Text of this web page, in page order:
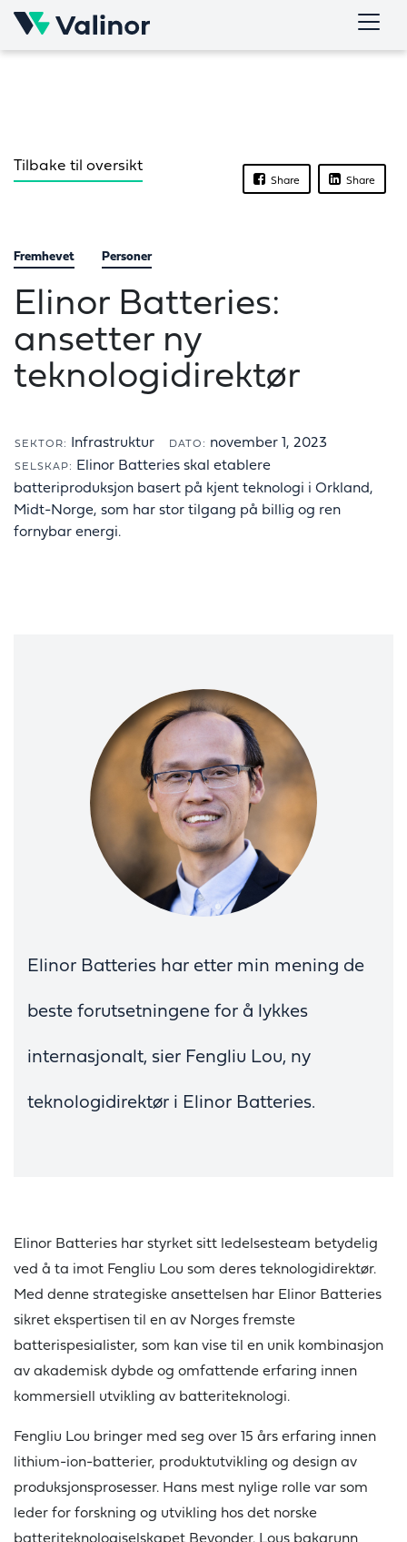
Skip
Share Share
Tilbake til oversikt
Fremhevet Personer
Elinor Batteries:
ansetter ny
teknologidirektør
SEKTOR: Infrastruktur DATO: november 1, 2023
SELSKAP:
Elinor Batteries skal etablere
batteriproduksjon basert på kjent teknologi i Orkland,
Midt-Norge, som har stor tilgang på billig og ren
fornybar energi.
Elinor Batteries har etter min mening de
beste forutsetningene for å lykkes
internasjonalt, sier Fengliu Lou, ny
teknologidirektør i Elinor Batteries.
Elinor Batteries har styrket sitt ledelsesteam betydelig
ved å ta imot Fengliu Lou som deres teknologidirektør.
Med denne strategiske ansettelsen har Elinor Batteries
sikret ekspertisen til en av Norges fremste
batterispesialister, som kan vise til en unik kombinasjon
av akademisk dybde og omfattende erfaring innen
kommersiell utvikling av batteriteknologi.
Fengliu Lou bringer med seg over 15 års erfaring innen
lithium-ion-batterier, produktutvikling og design av
produksjonsprosesser. Hans mest nylige rolle var som
leder for forskning og utvikling hos det norske